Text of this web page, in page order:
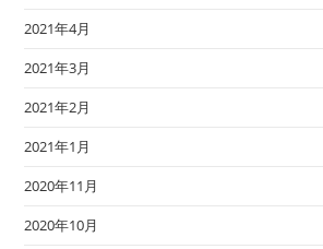
2021年4月
2021年3月
2021年2月
2021年1月
2020年11月
2020年10月